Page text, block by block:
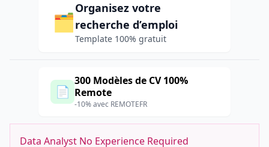
🗂️
Organisez votre
recherche d’emploi
Template 100% gratuit
📄
300 Modèles de CV 100%
Remote
-10% avec REMOTEFR
Data Analyst No Experience Required